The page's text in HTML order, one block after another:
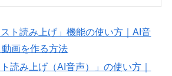
ト読み上げ」機能の使い方｜AI音
画を作る方法
読み上げ（AI音声）」の使い方｜